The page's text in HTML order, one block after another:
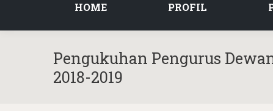
HOME PROFIL
Pengukuhan Pengurus
2018-2019